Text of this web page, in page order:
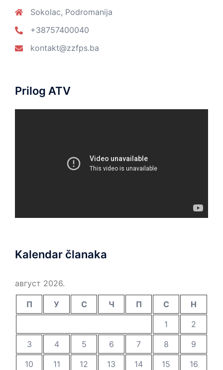
Sokolac, Podromanija
+38757400040
kontakt@zzfps.ba
Prilog ATV
Kalendar članaka
август 2026.
П У С Ч П С
Н
1
2
3
4 5 6 7 8
9
10
11 12 13 14 15
16